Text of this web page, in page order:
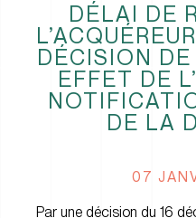
DÉLAI DE
DÉCISION
EFFET DE
DE LA
07
Par une décision du 16